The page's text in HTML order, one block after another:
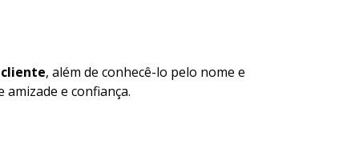
, além de conhecê-lo pelo nome e
amizade e confiança.